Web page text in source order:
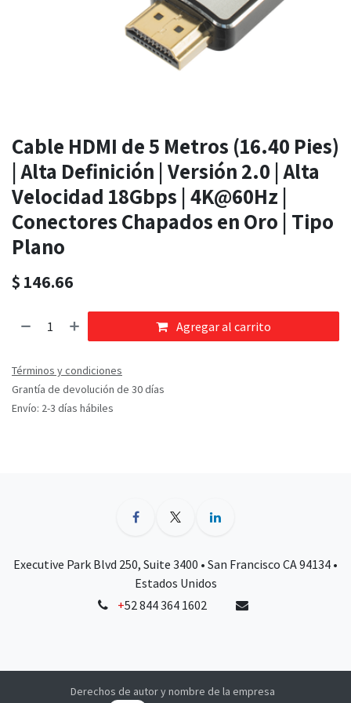
Cable HDMI de 5 Metros (16.40 Pies)
| Alta Definición | Versión 2.0 | Alta
Velocidad 18Gbps | 4K@60Hz |
Conectores Chapados en Oro | Tipo
Plano
$ 146.66
Agregar al carrito
Términos y condiciones
Grantía de devolución de 30 días
Envío: 2-3 días hábiles
Executive Park Blvd 250, Suite 3400 • San Francisco CA 94134 •
Estados Unidos
+52 844 364 1602
Derechos de autor y nombre de la empresa